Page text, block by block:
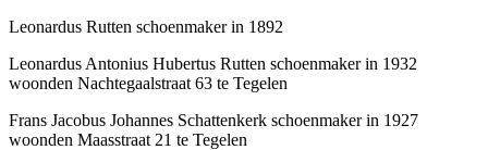
Leonardus Rutten schoenmaker in 1892
Leonardus Antonius Hubertus Rutten schoenmaker in 1932
woonden Nachtegaalstraat 63 te Tegelen
Frans Jacobus Johannes Schattenkerk schoenmaker in 1927
woonden Maasstraat 21 te Tegelen